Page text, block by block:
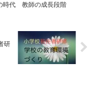
時代 教師の成長段階
研